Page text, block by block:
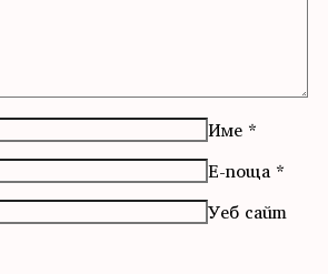
Име *
Е-поща *
Уеб сайт